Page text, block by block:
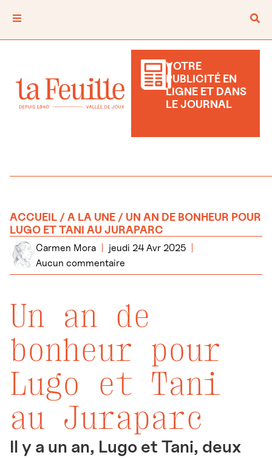
VOTRE
PUBLICITÉ EN
LIGNE ET DANS
LE JOURNAL
ACCUEIL /A LA UNE / UN AN DE BONHEUR POUR
LUGO ET TANI AU JURAPARC
Carmen Mora
jeudi 24 Avr 2025
Aucun commentaire
Un an de
bonheur pour
Lugo et Tani
au Juraparc
Il y a un an, Lugo et Tani, deux